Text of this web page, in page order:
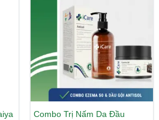
Combo Trị Nấm Da Đầu
là:
848.000 ₫.